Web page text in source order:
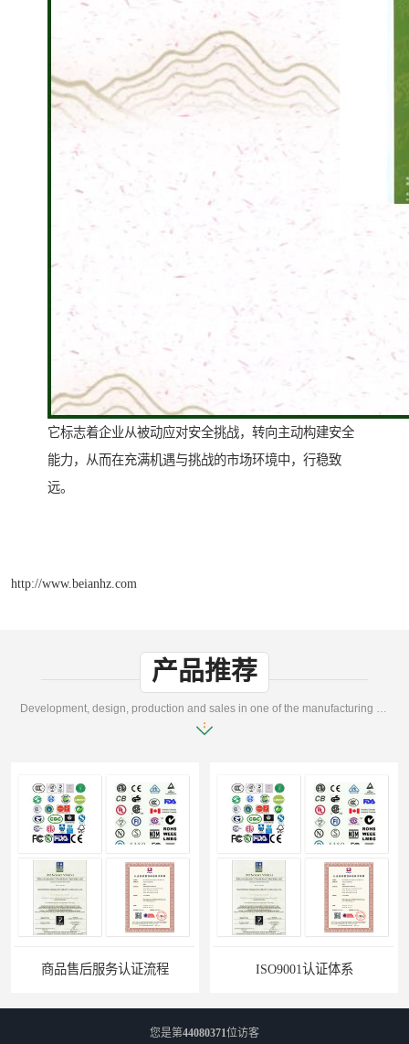
它标志着企业从被动应对安全挑战，转向主动构建安全
能力，从而在充满机遇与挑战的市场环境中，行稳致
远。
http://www.beianhz.com
产品推荐
证流程 ISO9001认证体系
您是第44080371位访客